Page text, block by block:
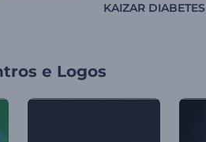
KAIZAR DIABETES
e Logos